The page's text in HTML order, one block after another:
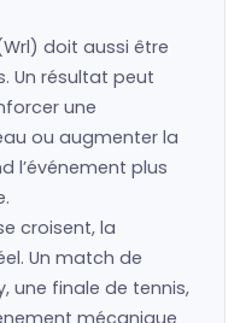
doit aussi être
Un résultat peut
une
ou augmenter la
l’événement plus
croisent, la
Un match de
une finale de tennis,
mécanique